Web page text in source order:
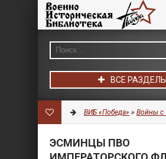
ВСЕ РАЗДЕЛЫ
ВИБ «Победа» » Войны с
ЭСМИНЦЫ ПВО